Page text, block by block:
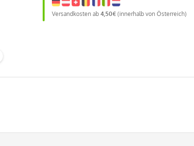
Versandkosten ab 4,50€ (innerhalb von Österreich)